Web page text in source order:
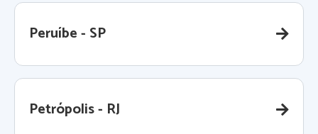
Peruíbe - SP
Petrópolis - RJ